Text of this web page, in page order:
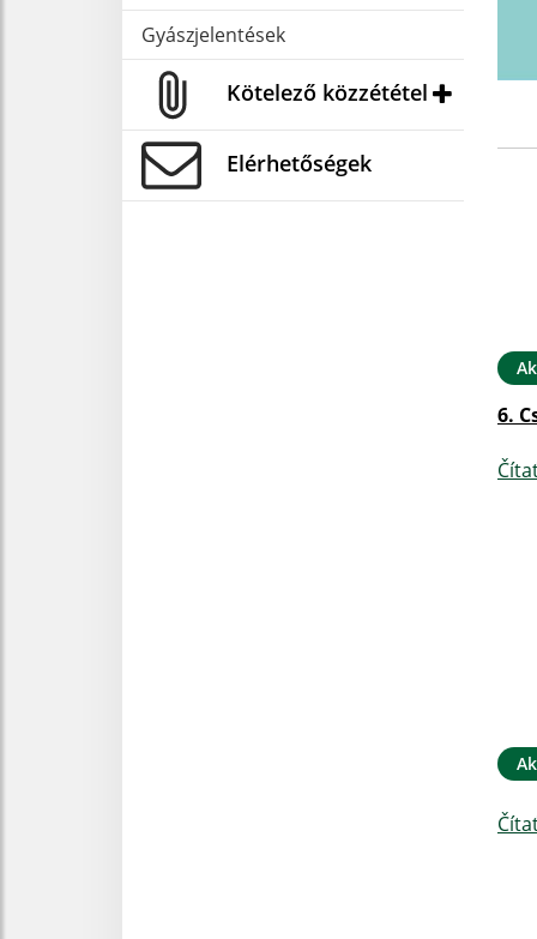
Gyászjelentések
Kötelező közzététel
Elérhetőségek
6.